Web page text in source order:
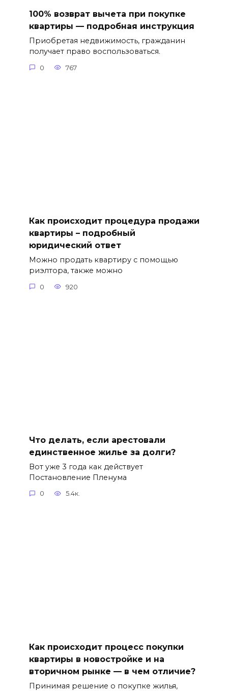
100% возврат вычета при покупке
квартиры — подробная инструкция
Приобретая недвижимость, гражданин
получает право воспользоваться.
0 767
Как происходит процедура продажи
квартиры – подробный
юридический ответ
Можно продать квартиру с помощью
риэлтора, также можно
0 920
Что делать, если арестовали
единственное жилье за долги?
Вот уже 3 года как действует
Постановление Пленума
0 5.4к.
Как происходит процесс покупки
квартиры в новостройке и на
вторичном рынке — в чем отличие?
Принимая решение о покупке жилья,